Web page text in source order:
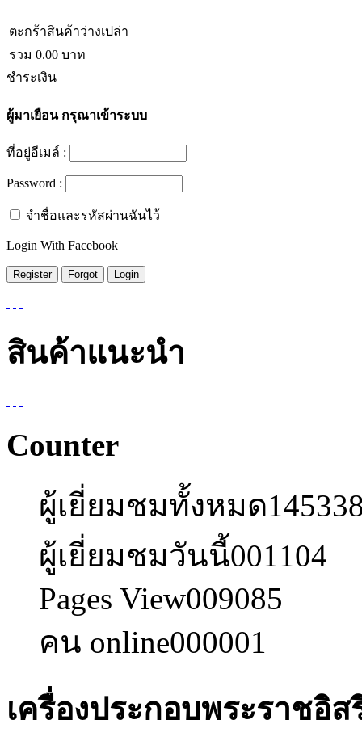
ตะกร้าสินค้าว่างเปล่า
รวม 0.00 บาท
ชำระเงิน
ผู้มาเยือนกรุณาเข้าระบบ
ที่อยู่อีเมล์ :
Password :
จำชื่อและรหัสผ่านฉันไว้
Login With Facebook
สินค้าแนะนำ
Counter
ผู้เยี่ยมชมทั้งหมด
ผู้เยี่ยมชมวันนี้001104
Pages View009085
คน online000001
เครื่องประกอบพระราชอิ